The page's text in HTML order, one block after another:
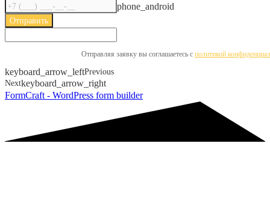
phone_android
Отправить
Отправляя заявку вы соглашаетесь с ​​ политикой
keyboard_arrow_leftPrevious
Nextkeyboard_arrow_right
FormCraft - WordPress form builder